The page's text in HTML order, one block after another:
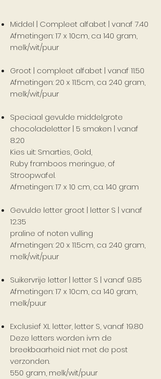
Middel | Compleet alfabet | vanaf 7.40
Afmetingen: 17 x 10cm, ca 140 gram,
melk/wit/puur
Groot | compleet alfabet | vanaf 11.50
Afmetingen: 20 x 11.5cm, ca 240 gram,
melk/wit/puur
Speciaal gevulde middelgrote
chocoladeletter | 5 smaken | vanaf
8.20
Kies uit: Smarties, Gold,
Ruby framboos meringue, of
Stroopwafel.
Afmetingen: 17 x 10 cm, ca. 140 gram
Gevulde letter groot | letter S | vanaf
12.35
praline of noten vulling
Afmetingen: 20 x 11.5cm, ca 240 gram,
melk/wit/puur
Suikervrije letter | letter S | vanaf 9.85
Afmetingen: 17 x 10cm, ca 140 gram,
melk/puur
Exclusief XL letter, letter S, vanaf 19.80
Deze letters worden ivm de
breekbaarheid niet met de post
verzonden.
550 gram, melk/wit/puur